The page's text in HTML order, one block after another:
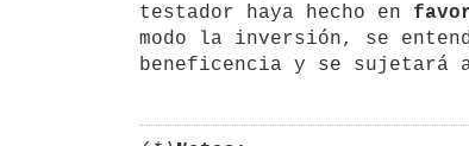
testador haya hecho en
modo la inversión, se